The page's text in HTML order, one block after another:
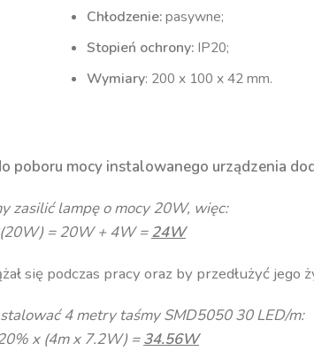
Chłodzenie:pasywne;
Stopień ochrony: IP20;
Wymiary: 200 x 100 x 42 mm.
mocy instalowanego urządzenia
zasilić lampę o mocy 20W, więc:
= 20W + 4W =24W
się podczas pracy oraz by przedłużyć jego
4 metry taśmy SMD5050 30 LED/m:
x (4m x 7.2W) =34.56W